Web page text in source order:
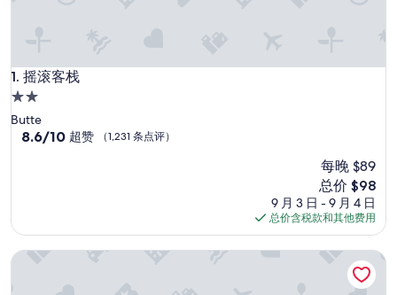
1. 摇滚客栈
摇滚客栈
2.0
星
住
Butte
8.6
8.6/10 超赞 （1,231 条点评）
每晚 $89
新
价
格
$98
总价 $98
9 月 3 日 - 9 月 4 日
总价含税款和其他费用
巴特红狮套房酒店